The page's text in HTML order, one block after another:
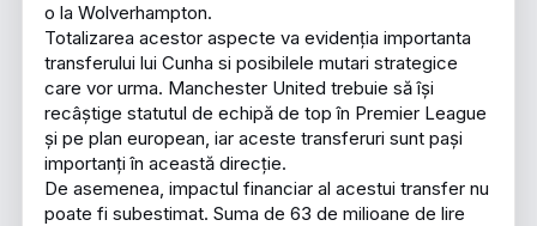
o la Wolverhampton.
Totalizarea acestor aspecte va evidenția importanta
transferului lui Cunha si posibilele mutari strategice
care vor urma. Manchester United trebuie să își
recâștige statutul de echipă de top în Premier League
și pe plan european, iar aceste transferuri sunt pași
importanți în această direcție.
De asemenea, impactul financiar al acestui transfer nu
poate fi subestimat. Suma de 63 de milioane de lire